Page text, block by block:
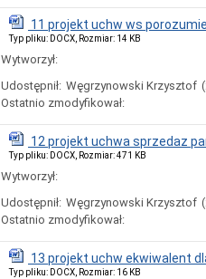
11 projekt uchw ws
Typ pliku: DOCX, Rozmiar: 14 KB
Wytworzył:
Udostępnił: Węgrzynowski Krzysztof
Ostatnio zmodyfikował:
12 projekt uchwa sprzedaz
Typ pliku: DOCX, Rozmiar: 471 KB
Wytworzył:
Udostępnił: Węgrzynowski Krzysztof
Ostatnio zmodyfikował:
13 projekt uchw ekwiwalent
Typ pliku: DOCX, Rozmiar: 16 KB